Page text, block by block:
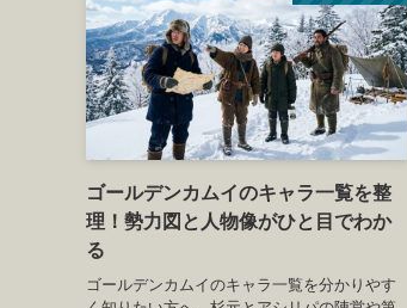
ゴールデンカムイのキャラ一覧を整
理！勢力図と人物像がひと目でわか
る
ゴールデンカムイのキャラ一覧を分かりやす